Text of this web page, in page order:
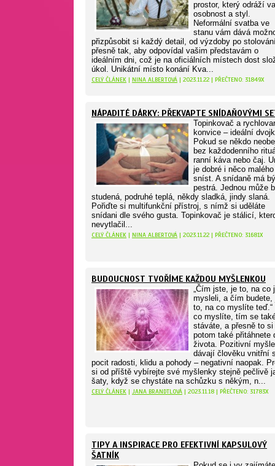
prostor, který odráží
osobnost a styl.
Neformální svatba ve
stanu vám dává
přizpůsobit si každý detail, od výzdoby po
přesně tak, aby odpovídal vašim představám o
ideálním dni, což je na oficiálních místech dost
úkol. Unikátní místo konání Kva...
CELÝ ČLÁNEK | NINA ALBERTOVÁ | 2023.11.22 | PŘEČTENO: 31849X
NÁPADITÉ DÁRKY: PŘEKVAPTE SNÍDAŇOVÝMI
Topinkovač a
konvice – ideální
Pokud se někdo
bez každodenního
ranní káva nebo čaj.
je dobré i něco malého
sníst. A snídaně má
pestrá. Jednou může
studená, podruhé teplá, někdy sladká, jindy slaná.
Pořiďte si multifunkční přístroj, s nímž si uděláte
snídani dle svého gusta. Topinkovač je stálicí,
nevytlačil...
CELÝ ČLÁNEK | NINA ALBERTOVÁ | 2023.11.22 | PŘEČTENO: 31681X
BUDOUCNOST TVOŘÍME KAŽDOU MYŠLENKOU
„Čím jste, je to, na co
mysleli, a čím budete,
to, na co myslíte teď.“
co myslíte, tím se
stáváte, a přesně to si
potom také přitáhnete
života. Pozitivní
dávají člověku vnitřní
pocit radosti, klidu a pohody – negativní naopak.
si od příště vybírejte své myšlenky stejně pečlivě
šaty, když se chystáte na schůzku s někým, n...
CELÝ ČLÁNEK | JANA BRANDTLOVÁ | 2023.11.18 | PŘEČTENO: 31783X
TIPY A INSPIRACE PRO EFEKTIVNÍ KAPSULOVÝ
ŠATNÍK